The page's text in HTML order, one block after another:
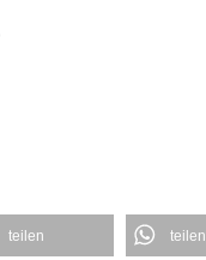
teilen teilen